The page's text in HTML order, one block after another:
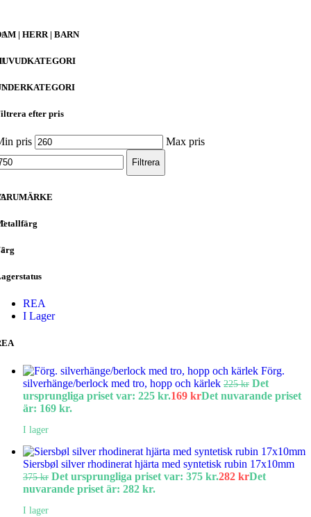
| HERR | BARN
efter pris
pris Max pris
Filtrera
REA
I Lager
Förg.
silverhänge/berlock med tro, hopp och kärlek 225kr Det
ursprungliga priset var: 225 kr.169 krDet nuvarande priset
är: 169 kr.
I lager
Siersbøl silver rhodinerat hjärta med syntetisk rubin 17x10mm
375kr Det ursprungliga priset var: 375 kr.282 krDet
nuvarande priset är: 282 kr.
I lager